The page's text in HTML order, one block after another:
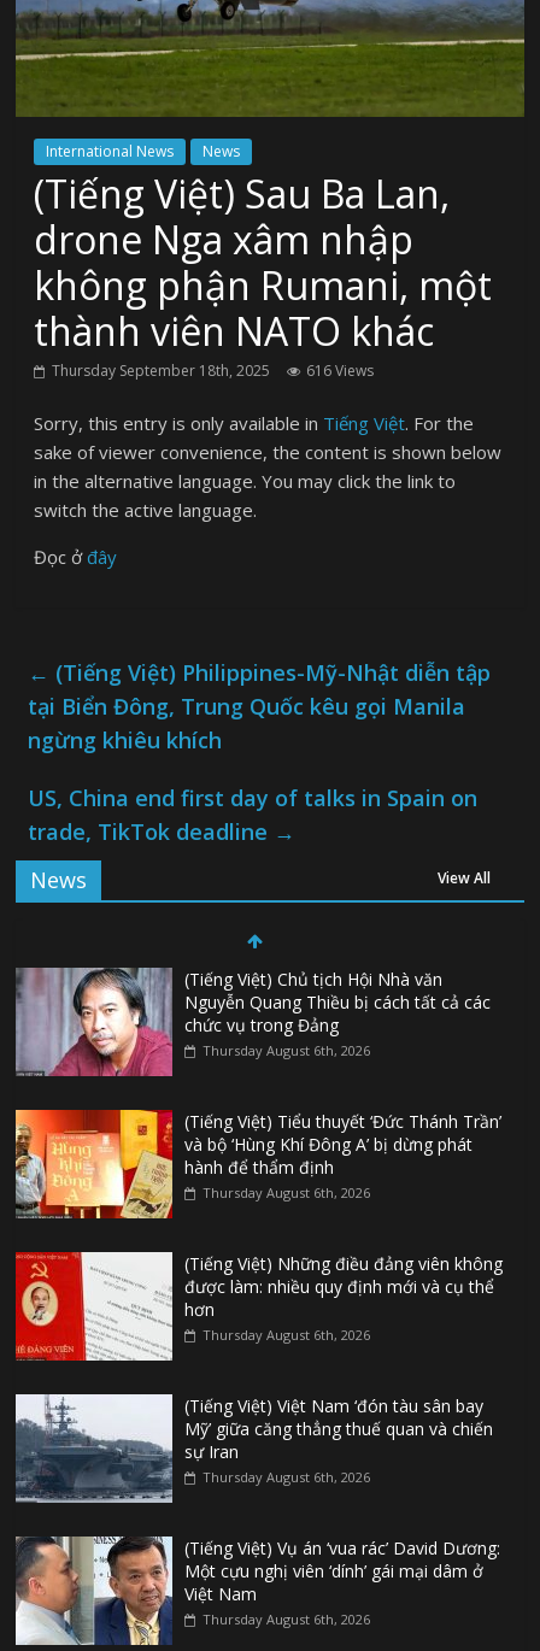
International News News
(Tiếng Việt) Sau Ba Lan,
drone Nga xâm nhập
không phận Rumani, một
thành viên NATO khác
Thursday September 18th, 2025 616 Views
Sorry, this entry is only available in Tiếng Việt. For the
sake of viewer convenience, the content is shown below
in the alternative language. You may click the link to
switch the active language.
Đọc ởđây
← (Tiếng Việt) Philippines-Mỹ-Nhật diễn tập
tại Biển Đông, Trung Quốc kêu gọi Manila
ngừng khiêu khích
US, China end first day of talks in Spain on
trade, TikTok deadline →
News
View All
(Tiếng Việt) Chủ tịch Hội Nhà văn
Nguyễn Quang Thiều bị cách tất cả các
chức vụ trong Đảng
Thursday August 6th, 2026
(Tiếng Việt) Tiểu thuyết ‘Đức Thánh Trần’
và bộ ‘Hùng Khí Đông A’ bị dừng phát
hành để thẩm định
Thursday August 6th, 2026
(Tiếng Việt) Những điều đảng viên không
được làm: nhiều quy định mới và cụ thể
hơn
Thursday August 6th, 2026
(Tiếng Việt) Việt Nam ‘đón tàu sân bay
Mỹ’ giữa căng thẳng thuế quan và chiến
sự Iran
Thursday August 6th, 2026
(Tiếng Việt) Vụ án ‘vua rác’ David Dương:
Một cựu nghị viên ‘dính’ gái mại dâm ở
Việt Nam
Thursday August 6th, 2026